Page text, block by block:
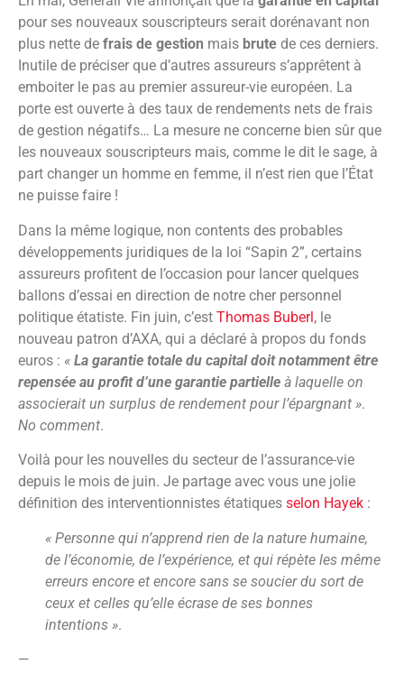
pour ses nouveaux souscripteurs serait dorénavant non
plus nette de frais de gestion mais brute de ces derniers.
Inutile de préciser que d’autres assureurs s’apprêtent à
emboiter le pas au premier assureur-vie européen. La
porte est ouverte à des taux de rendements nets de frais
de gestion négatifs… La mesure ne concerne bien sûr que
les nouveaux souscripteurs mais, comme le dit le sage, à
part changer un homme en femme, il n’est rien que l’État
ne puisse faire !
Dans la même logique, non contents des probables
développements juridiques de la loi “Sapin 2”, certains
assureurs profitent de l’occasion pour lancer quelques
ballons d’essai en direction de notre cher personnel
politique étatiste. Fin juin, c’est Thomas Buberl, le
nouveau patron d’AXA, qui a déclaré à propos du fonds
euros : « La garantie totale du capital doit notamment être
repensée au profit d’une garantie partielle à laquelle on
associerait un surplus de rendement pour l’épargnant ».
No comment.
Voilà pour les nouvelles du secteur de l’assurance-vie
depuis le mois de juin. Je partage avec vous une jolie
définition des interventionnistes étatiques selon Hayek :
« Personne qui n’apprend rien de la nature humaine,
de l’économie, de l’expérience, et qui répète les même
erreurs encore et encore sans se soucier du sort de
ceux et celles qu’elle écrase de ses bonnes
intentions ».
—